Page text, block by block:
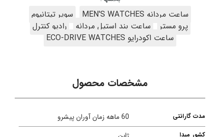
ساعت مردانه MEN'S WATCHES
سوپر تیتانیوم
پرو مستر
ساعت بند استیل مردانه
رادیو کنترل
ساعت اکودرایو ECO-DRIVE WATCHES
مشخصات محصول
مدت گارانتی 60 ماهه زمان آوران پیشرو
کشور مبدا